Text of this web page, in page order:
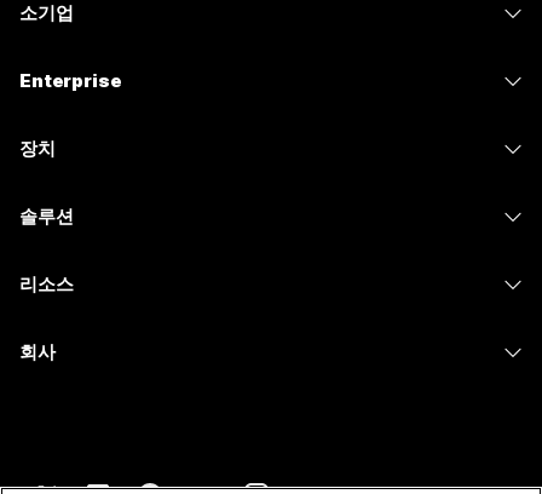
소기업
Enterprise
장치
솔루션
리소스
회사